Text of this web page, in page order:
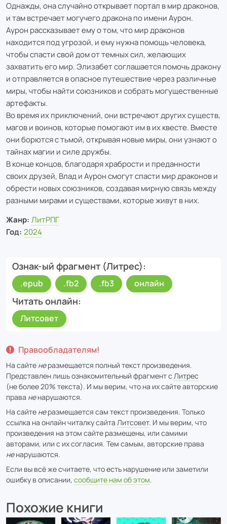
Однажды, она случайно открывает портал в мир драконов,
и там встречает могучего дракона по имени Аурон.
Аурон рассказывает ему о том, что мир драконов
находится под угрозой, и ему нужна помощь человека,
чтобы спасти свой дом от темных сил, желающих
захватить его мир. Элизабет соглашается помочь дракону
и отправляется в опасное путешествие через различные
миры, чтобы найти союзников и собрать могущественные
артефакты.
Во время их приключений, они встречают других существ,
магов и воинов, которые помогают им в их квесте. Вместе
они борются с тьмой, открывая новые миры, они узнают о
тайнах магии и силе дружбы.
В конце концов, благодаря храбрости и преданности
своих друзей, Влад и Аурон смогут спасти мир драконов и
обрести новых союзников, создавая мирную связь между
разными мирами и существами, которые живут в них.
Жанр: ЛитРПГ
Год: 2024
Ознак-ый фрагмент (Литрес)
.epub .fb2 .fb3 онлайн
Читать онлайн
Литсовет
Правообладателям!
На сайте неразмещается полный текст произведения.
Представлен лишь ознакомительный фрагмент с Литрес
(не более 20% текста). И мы верим, что на их сайте авторские
права ненарушаются.
На сайте неразмещается сам текст произведения. Только
ссылка на онлайн читалку сайта Литсовет. И мы верим, что
произведения на этом сайте размещены, или самими
авторами, или с их согласия. Тем самым, авторские права
ненарушаются.
Если вы всё же считаете, что есть нарушение или заметили
ошибку в описании, сообщите нам об этом.
Похожие книги